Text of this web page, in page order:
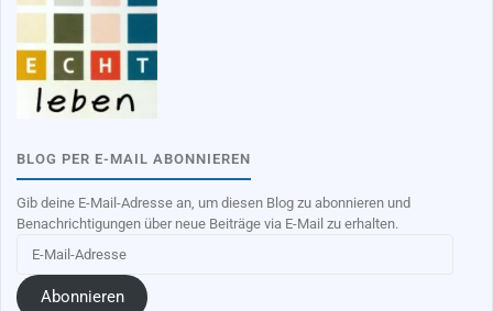
BLOG PER E-MAIL ABONNIEREN
Gib deine E-Mail-Adresse an, um diesen Blog zu abonnieren und
Benachrichtigungen über neue Beiträge via E-Mail zu erhalten.
Mail-
Adresse
Abonnieren